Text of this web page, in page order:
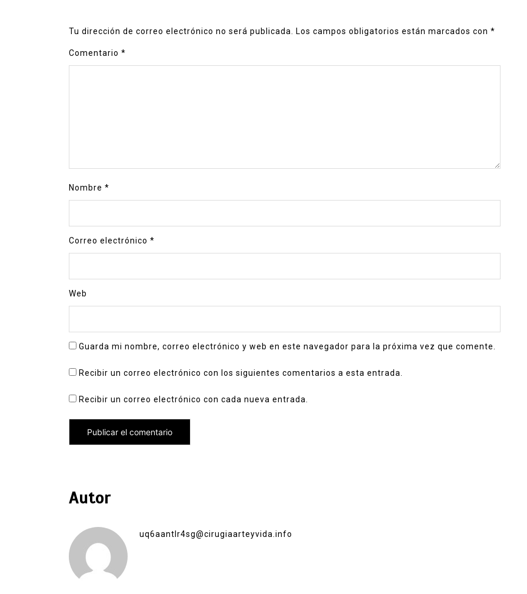
Tu dirección de correo electrónico no será publicada. Los campos obligatorios están marcados con *
Comentario *
Nombre *
Correo electrónico *
Web
Guarda mi nombre, correo electrónico y web en este navegador para la próxima vez que comente.
Recibir un correo electrónico con los siguientes comentarios a esta entrada.
Recibir un correo electrónico con cada nueva entrada.
Autor
uq6aantlr4sg@cirugiaarteyvida.info